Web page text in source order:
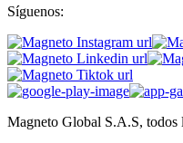
Síguenos:
Magneto Global S.A.S, todos